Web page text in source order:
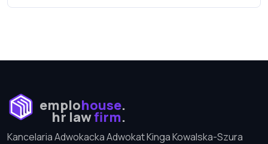
emplohouse.
hr lawfirm.
Kancelaria Adwokacka Adwokat Kinga Kowalska-Szura